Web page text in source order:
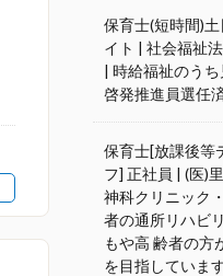
保育士(短時間)
イト | 社会福祉
| 時給福祉のう
啓発推進員選任
保育士[放課後等
フ] 正社員 | (医)
神科クリニック
者の通所リハビ
もや高 齢者の方
を目指していま